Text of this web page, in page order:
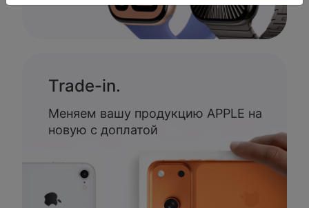
Trade-in.
Меняем вашу продукцию APPLE на
новую с доплатой